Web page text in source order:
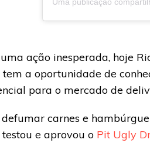
ação inesperada, hoje
a oportunidade de
para o mercado de
defumar carnes e
e aprovou o Pit Ugly